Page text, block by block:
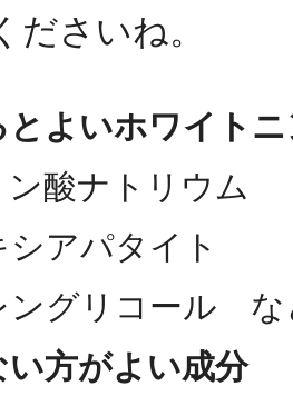
ださいね。
とよいホワイト
酸ナトリウム
アパタイト
ングリコール な
い方がよい成分